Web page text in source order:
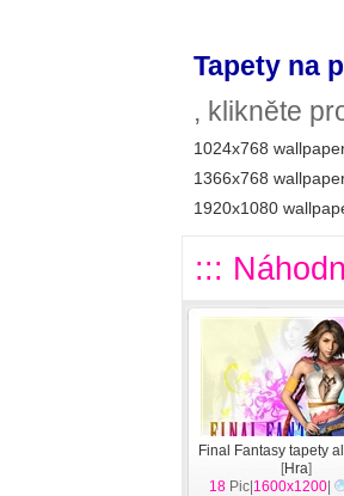
Tapety na
, klikněte
1024x768
1366x768
1920x1080
:::
Final Fantasy tapety
[Hra]
18 Pic| 1600x1200